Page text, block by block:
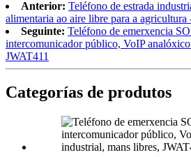
Anterior: Teléfono de estrada
alimentaria ao aire libre para a agricultura
Seguinte: Teléfono de emerxencia
intercomunicador público, VoIP
JWAT411
Categorías de produtos